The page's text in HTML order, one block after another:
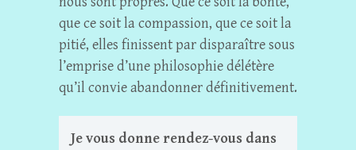
que ce soit la compassion, que ce soit la
pitié, elles finissent par disparaître sous
l’emprise d’une philosophie délétère
qu’il convie abandonner définitivement.
Je vous donne rendez-vous dans